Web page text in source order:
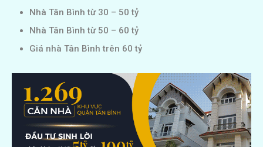
Nhà Tân Bình từ 30 – 50 tỷ
Nhà Tân Bình từ 50 – 60 tỷ
Giá nhà Tân Bình trên 60 tỷ